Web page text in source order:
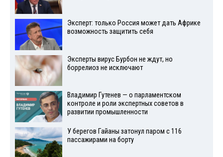
Эксперт: только Россия может дать Африке
возможность защитить себя
Эксперты вирус Бурбон не ждут, но
боррелиоз не исключают
Владимир Гутенев — о парламентском
контроле и роли экспертных советов в
развитии промышленности
У берегов Гайаны затонул паром с 116
пассажирами на борту